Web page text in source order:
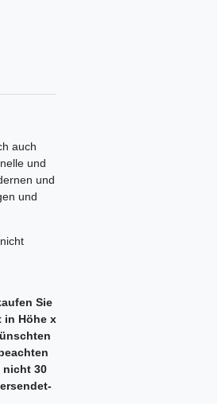
auch
und
und
und
Sie
in Höhe x
nicht 30